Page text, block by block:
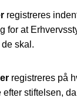
registreres
for at
skal.
registreres på
stiftelsen,